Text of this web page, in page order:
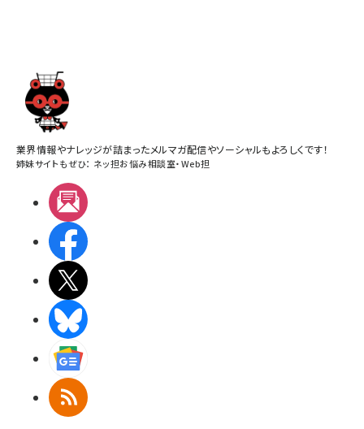
業界情報やナレッジが詰まったメルマガ配信やソーシャルもよろしくです！
姉妹サイトもぜひ： ネッ担お悩み相談室・Web担
RSS